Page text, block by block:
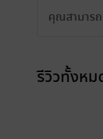
คุณสามารถ
รีวิวทั้งหม